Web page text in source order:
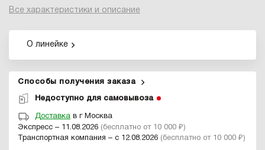
Все характеристики и описание
О линейке
Способы получения заказа
Недоступно для самовывоза
Доставка в г Москва
Экспресс – 11.08.2026 (бесплатно от 10 000 ₽)
Транспортная компания – с 12.08.2026 (бесплатно от 10 000 ₽)